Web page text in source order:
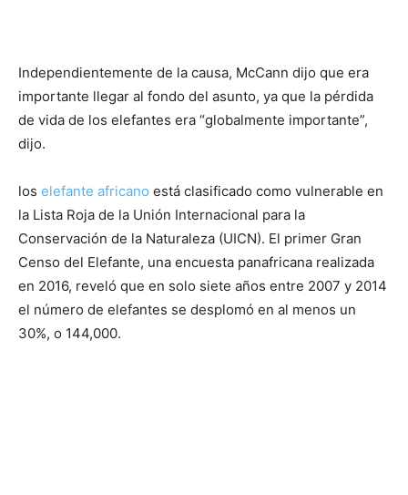
Independientemente de la causa, McCann dijo que era
importante llegar al fondo del asunto, ya que la pérdida
de vida de los elefantes era “globalmente importante”,
dijo.
los elefante africano está clasificado como vulnerable en
la Lista Roja de la Unión Internacional para la
Conservación de la Naturaleza (UICN). El primer Gran
Censo del Elefante, una encuesta panafricana realizada
en 2016, reveló que en solo siete años entre 2007 y 2014
el número de elefantes se desplomó en al menos un
30%, o 144,000.